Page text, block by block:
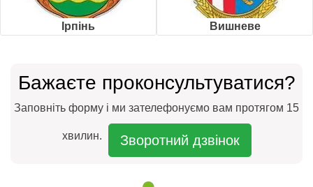
Ірпінь Вишневе
Бажаєте проконсультуватися?
Заповніть форму і ми зателефонуємо вам протягом 15
хвилин. Зворотний дзвінок